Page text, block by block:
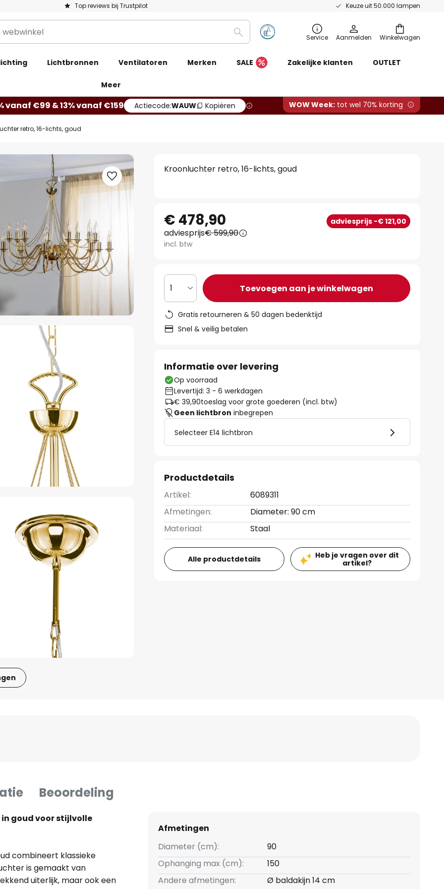
Top reviews bij Trustpilot Keuze uit 50.000 lampen
Winkelwagen
Zoeken Service Aanmelden
Lichtbronnen Ventilatoren Merken SALE Zakelijke klanten OUTLET
Meer
vanaf €99 & 13% vanaf €159 Actiecode:WAUW Kopiëren WOW Week: tot wel 70% korting
retro, 16-lichts, goud
Kroonluchter retro, 16-lichts, goud
€ 478,90 adviesprijs -€ 121,00
adviesprijs€ 599,90
incl. btw
1 Toevoegen aan je winkelwagen
Gratis retourneren & 50 dagen bedenktijd
Snel & veilig betalen
Informatie over levering
Op voorraad
Levertijd: 3 - 6 werkdagen
€ 39,90toeslag voor grote goederen (incl. btw)
Geen lichtbron inbegrepen
Selecteer E14 lichtbron
Productdetails
Artikel:
6089311
Afmetingen:
Diameter: 90 cm
Materiaal:
Staal
Alle productdetails
Heb je vragen over dit
artikel?
Beoordeling
goud voor stijlvolle
combineert klassieke
is gemaakt van
uiterlijk, maar ook een
Afmetingen
Diameter (cm):
90
Ophanging max (cm):
150
Andere afmetingen:
Ø baldakijn 14 cm